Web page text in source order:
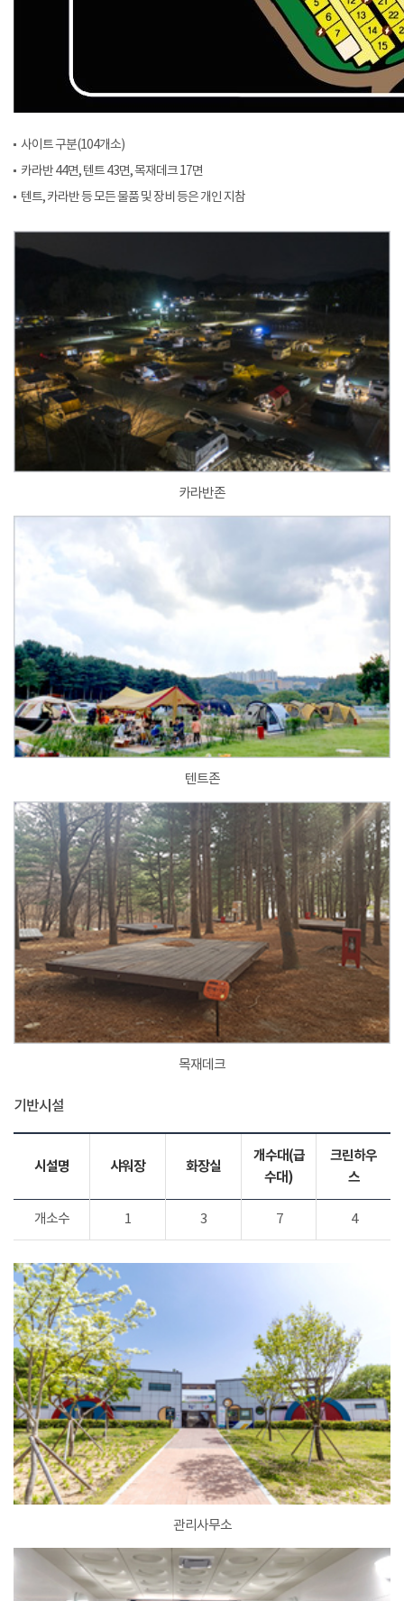
사이트 구분(104개소)
카라반 44면, 텐트 43면, 목재데크 17면
텐트, 카라반 등 모든 물품 및 장비 등은 개인 지참
카라반존
텐트존
목재데크
기반시설
시설명 샤워장 화장실
개수대(급
수대)
크린하우
스
개소수 1 3 7 4
관리사무소